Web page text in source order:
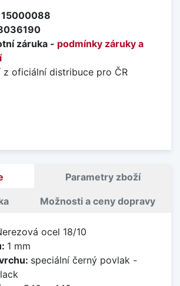
záruka - podmínky záruky a
z oficiální distribuce pro ČR
Parametry zboží
Možnosti a ceny dopravy
ocel 18/10
1 mm
speciální černý povlak -